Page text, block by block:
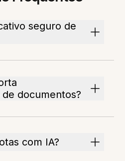
seguro de
documentos?
com IA?